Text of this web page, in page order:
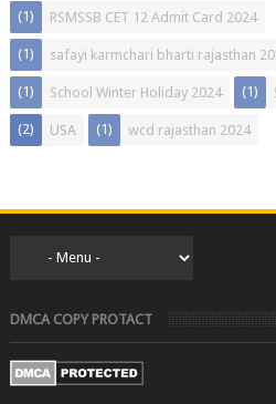
RSMSSB CET 12 Admit Card 2024
(1)
safayi karmchari bharti rajasthan
(1)
School Winter Holiday 2024
(1) (1)
USA
(2) wcd rajasthan 2024
(1)
DMCA COPY PROTACT